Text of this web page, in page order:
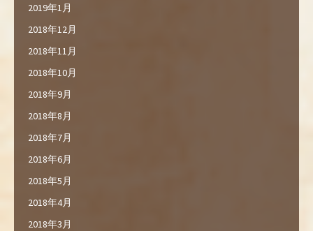
2019年1月
2018年12月
2018年11月
2018年10月
2018年9月
2018年8月
2018年7月
2018年6月
2018年5月
2018年4月
2018年3月